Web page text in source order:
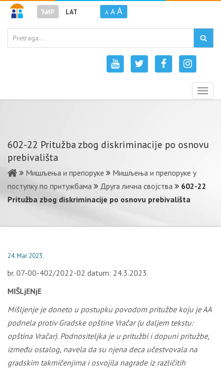
ЋИР LAT A A A
602-22 Pritužba zbog diskriminacije po osnovu
prebivališta
Мишљења и препоруке
Мишљења и препоруке у
поступку по притужбама
Друга лична својства
602-22
Pritužba zbog diskriminacije po osnovu prebivališta
24. Mar 2023.
br. 07-00-402/2022-02 datum: 24.3.2023.
MIŠLjENjE
Mišljenje je doneto u postupku povodom pritužbe koju je AA
podnela protiv Gradske opštine Vračar(u daljem tekstu:
opština Vračar). Podnositeljka je u pritužbi i dopuni pritužbe,
između ostalog, navela da su njena deca učestvovala na
gradskim takmičenjima i osvojila nagrade iz različitih